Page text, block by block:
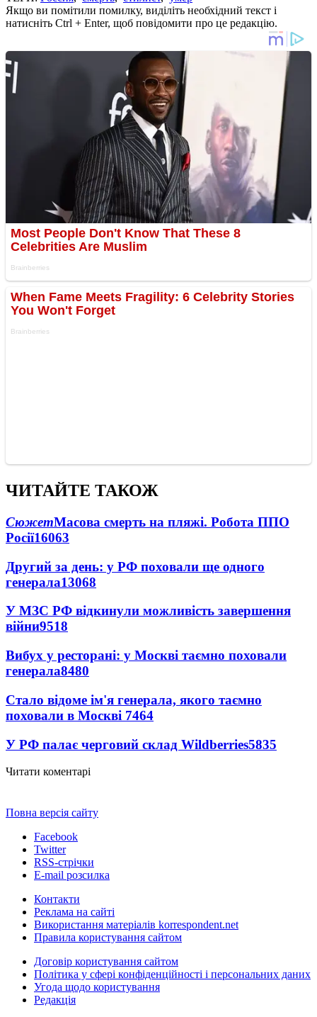
Якщо ви помітили помилку, виділіть необхідний текст і
натисніть Ctrl + Enter, щоб повідомити про це редакцію.
ЧИТАЙТЕ ТАКОЖ
СюжетМасова смерть на пляжі. Робота ППО
Росії16063
Другий за день: у РФ поховали ще одного
генерала13068
У МЗС РФ відкинули можливість завершення
війни9518
Вибух у ресторані: у Москві таємно поховали
генерала8480
Стало відоме ім'я генерала, якого таємно
поховали в Москві 7464
У РФ палає черговий склад Wildberries5835
Читати коментарі
Повна версія сайту
Facebook
Twitter
RSS-стрічки
E-mail розсилка
Контакти
Реклама на сайті
Використання матеріалів korrespondent.net
Правила користування сайтом
Договір користування сайтом
Політика у сфері конфіденційності і персональних даних
Угода щодо користування
Редакція